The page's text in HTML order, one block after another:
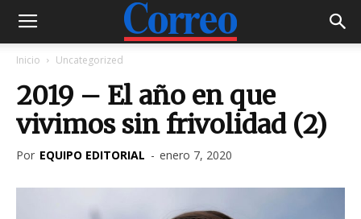
Inicio Uncategorized
2019 – El año en que
vivimos sin frivolidad (2)
Por EQUIPO EDITORIAL - enero 7, 2020